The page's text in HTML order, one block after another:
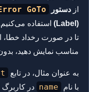
از دستور GoTo
(Label)
استفاده
تا در صورت رخداد خطا،
مناسب نمایش دهید،
به عنوان مثال، در تابع
با نام
name در کاربرگ